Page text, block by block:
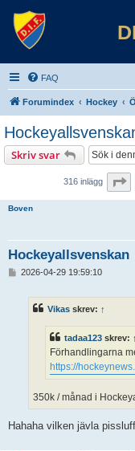
FAQ
Forumindex Hockey
Skriv svar
316 inlägg
Boven
Hockeyallsvenskan
2026-04-29 19:59:10
Vikas skrev: ↑
tadaa123 skrev: ↑
Förhandlingarna
https://
350k / månad i
Hahaha vilken jävla